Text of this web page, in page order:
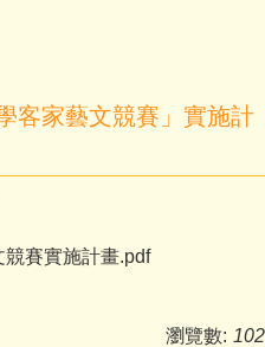
客家藝文競賽」實施計
賽實施計畫.pdf
瀏覽數: 102